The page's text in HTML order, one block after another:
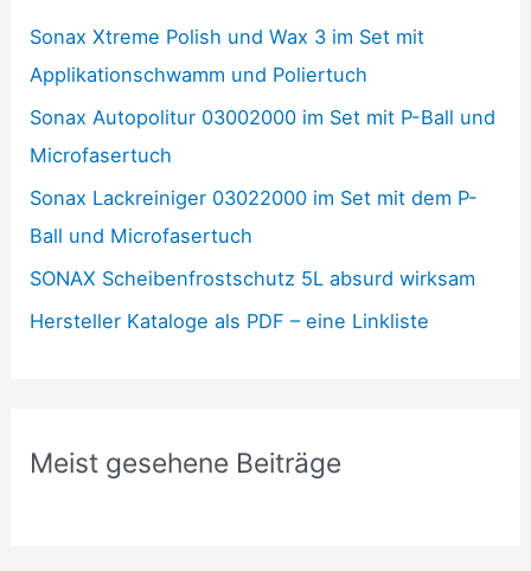
Sonax Xtreme Polish und Wax 3 im Set mit
Applikationschwamm und Poliertuch
Sonax Autopolitur 03002000 im Set mit P-Ball und
Microfasertuch
Sonax Lackreiniger 03022000 im Set mit dem P-
Ball und Microfasertuch
SONAX Scheibenfrostschutz 5L absurd wirksam
Hersteller Kataloge als PDF – eine Linkliste
Meist gesehene Beiträge